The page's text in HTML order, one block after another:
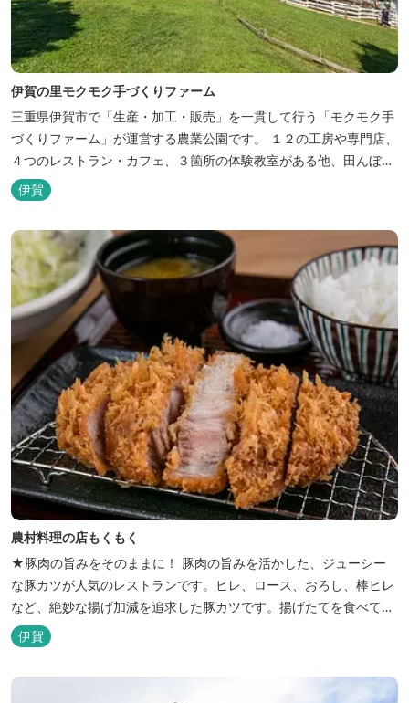
伊賀の里モクモク手づくりファーム
三重県伊賀市で「生産・加工・販売」を一貫して行う「モクモク手
づくりファーム」が運営する農業公園です。 １２の工房や専門店、
４つのレストラン・カフェ、３箇所の体験教室がある他、田んぼや
いかだ池など、「自然や農業」を身近に感じて楽しんでいただける
遊び場もあります。 園内では、ミニブタくんたちのショーを見た
農体験プログラムに参加したり...
伊賀
農村料理の店もくもく
★豚肉の旨みをそのままに！ 豚肉の旨みを活かした、ジューシー
な豚カツが人気のレストランです。ヒレ、ロース、おろし、棒ヒレ
など、絶妙な揚げ加減を追求した豚カツです。揚げたてを食べてい
ただくために、注文後じっくり揚げてお出ししています。 ★手作
りのお蕎麦をお楽しみいただけます！ お蕎麦は毎日お店で打ってつ
くっております。北海道や三重のそば粉を使用してつくる、喉ごし
伊賀